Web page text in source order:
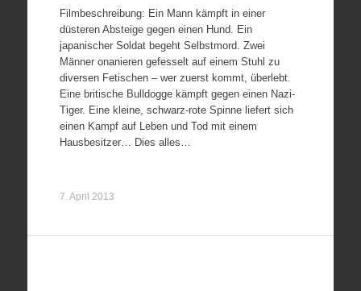
Filmbeschreibung: Ein Mann kämpft in einer
düsteren Absteige gegen einen Hund. Ein
japanischer Soldat begeht Selbstmord. Zwei
Männer onanieren gefesselt auf einem Stuhl zu
diversen Fetischen – wer zuerst kommt, überlebt.
Eine britische Bulldogge kämpft gegen einen Nazi-
Tiger. Eine kleine, schwarz-rote Spinne liefert sich
einen Kampf auf Leben und Tod mit einem
Hausbesitzer… Dies alles…
7. April 2013